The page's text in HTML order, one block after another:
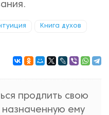
Книга духов
продлить свою
назначенную ему